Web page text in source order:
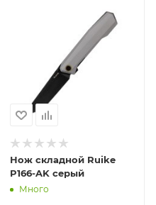
Нож складной Ruike
P166-AK серый
Много